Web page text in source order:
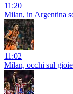
11:20
Milan, in Argentina
11:02
Milan, occhi sul